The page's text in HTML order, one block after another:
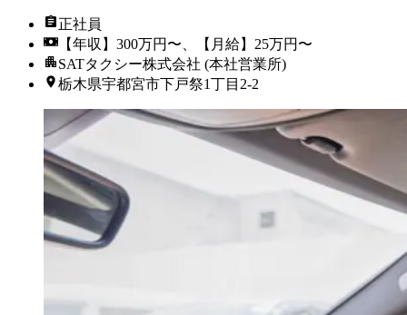
正社員
【年収】300万円〜、【月給】25万円〜
SATタクシー株式会社 (本社営業所)
栃木県宇都宮市下戸祭1丁目2-2